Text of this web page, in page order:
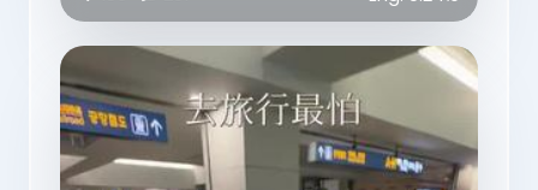
今次補貨團唔止有上次大家好鍾意嘅 3 款，仲有第一次
今次一共有 4 款可以揀：
❤️ *超能膠原飲*
紅石榴口味，酸酸甜甜好順口，係我日常最常飲、屋企
消失得最快嗰盒。